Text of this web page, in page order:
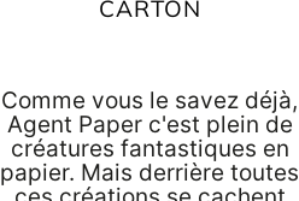
CARTON
Comme vous le savez déjà,
Agent Paper c'est plein de
créatures fantastiques en
papier. Mais derrière toutes